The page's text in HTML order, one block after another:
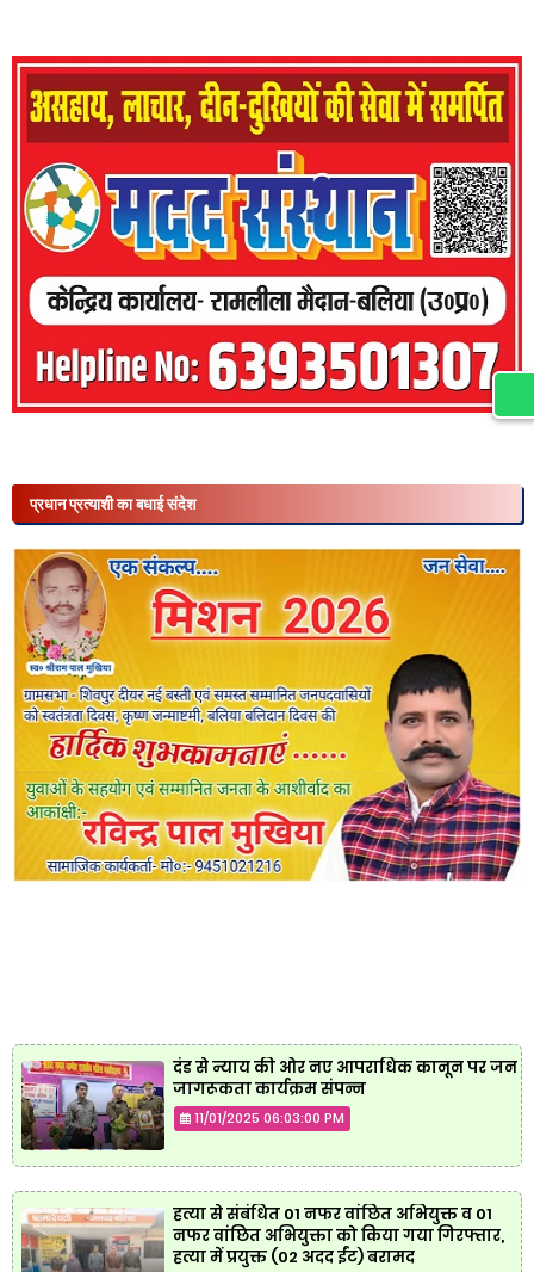
प्रधान प्रत्याशी का बधाई संदेश
दंड से न्याय की ओर नए आपराधिक कानून पर जन
जागरूकता कार्यक्रम संपन्न
11/01/2025 06:03:00 PM
हत्या से संबंधित 01 नफर वांछित अभियुक्त व 01
नफर वांछित अभियुक्ता को किया गया गिरफ्तार,
हत्या में प्रयुक्त (02 अदद ईंट) बरामद